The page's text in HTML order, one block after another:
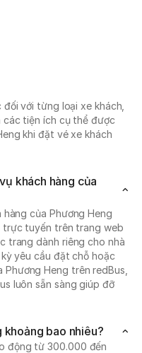
với từng loại xe khách,
các tiện ích cụ thể được
khi đặt vé xe khách
khách hàng của
của Phương Heng
trực tuyến trên trang web
trang dành riêng cho nhà
yêu cầu đặt chỗ hoặc
Heng trên redBus,
luôn sẵn sàng giúp đỡ
khoảng bao nhiêu?
động từ 300.000 đến